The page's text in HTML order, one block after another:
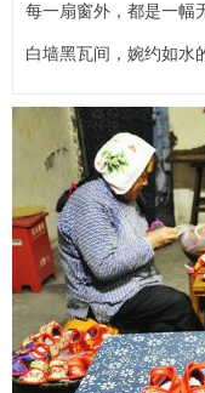
每一扇窗外，都是一幅
白墙黑瓦间，婉约如水